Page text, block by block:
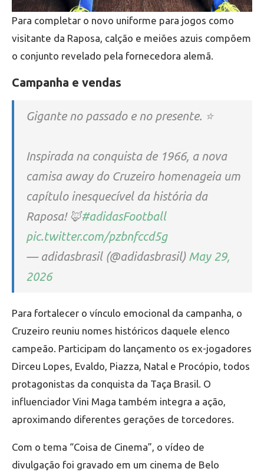
Para completar o novo uniforme para jogos como
visitante da Raposa, calção e meiões azuis compõem
o conjunto revelado pela fornecedora alemã.
Campanha e vendas
Gigante no passado e no presente. ⭐️
Inspirada na conquista de 1966, a nova
camisa away do Cruzeiro homenageia um
capítulo inesquecível da história da
Raposa! 🦊#adidasFootball
pic.twitter.com/pzbnfccd5g
— adidasbrasil (@adidasbrasil) May 29,
2026
Para fortalecer o vínculo emocional da campanha, o
Cruzeiro reuniu nomes históricos daquele elenco
campeão. Participam do lançamento os ex-jogadores
Dirceu Lopes, Evaldo, Piazza, Natal e Procópio, todos
protagonistas da conquista da Taça Brasil. O
influenciador Vini Maga também integra a ação,
aproximando diferentes gerações de torcedores.
Com o tema “Coisa de Cinema”, o vídeo de
divulgação foi gravado em um cinema de Belo